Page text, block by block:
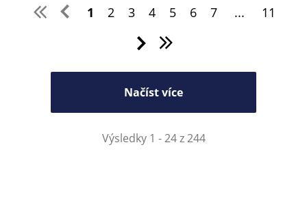
1 2 3 4 5 6 7 ... 11
Načíst více
Výsledky 1 - 24 z 244